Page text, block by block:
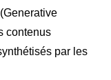
contenus
par les